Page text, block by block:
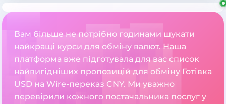
Вам більше не потрібно годинами шукати
найкращі курси для обміну валют. Наша
платформа вже підготувала для вас список
найвигідніших пропозицій для обміну Готівка
USD на Wire-переказ CNY. Ми уважно
перевірили кожного постачальника послуг у